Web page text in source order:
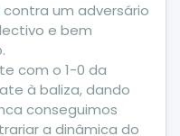
um adversário
e bem
com o 1-0 da
à baliza, dando
conseguimos
a dinâmica do